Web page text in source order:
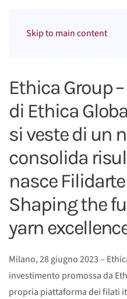
Skip to main content
Ethica Group
di Ethica
si veste di un
consolida
nasce
Shaping the
yarn
Milano, 28 giugno 2023 –
investimento promossa da
propria piattaforma dei filati